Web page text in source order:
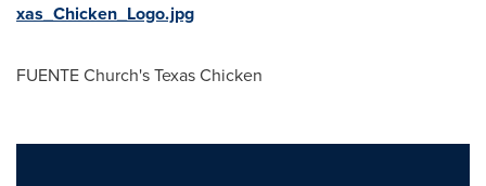
xas_Chicken_Logo.jpg
FUENTEChurch's Texas Chicken